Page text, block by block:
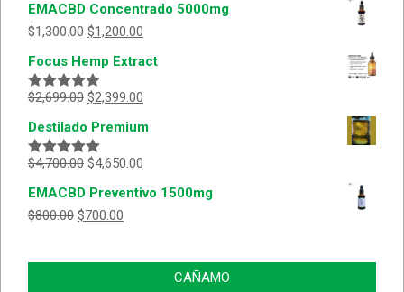
EMACBD Concentrado 5000mg
$1,300.00 $1,200.00
Focus Hemp Extract
Valorado
5
$2,699.00 $2,399.00
Destilado Premium
Valorado
5
$4,700.00 $4,650.00
EMACBD Preventivo 1500mg
$800.00 $700.00
CAÑAMO